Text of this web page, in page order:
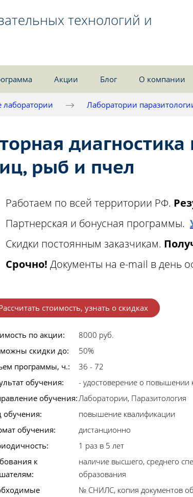
технологий и
Акции Блог О компании
лаборатории Лаборатории
рыб и пчел
Работаем по всей территории РФ.
Партнерская и бонусная программы.
Скидки постоянным заказчикам.
Срочно! Документы на e-mail в день
стоимость, узнать о скидках
по акции:
8000 руб.
скидки до:
50%
программы, ч.:
36 - 72
обучения:
- удостоверение о повышении
обучения:Лаборатории, Паразитология
обучения:
повышение квалификации
обучения:
дистанционно
1 раз в 5 лет
к
наличие высшего, среднего
образования
№ СНИЛС, копия документов